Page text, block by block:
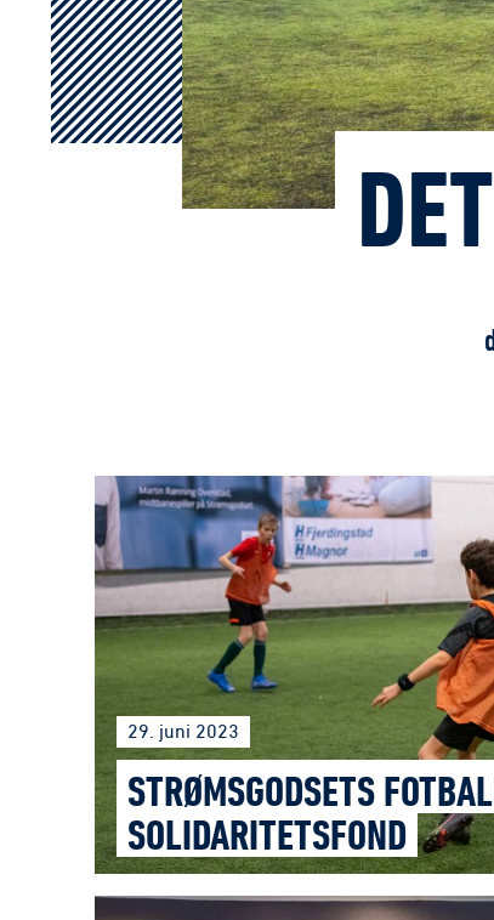
29. juni 2023
STRØMSGODSETS
SOLIDARITETSFOND